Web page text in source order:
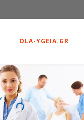
OLA-YGEIA.GR